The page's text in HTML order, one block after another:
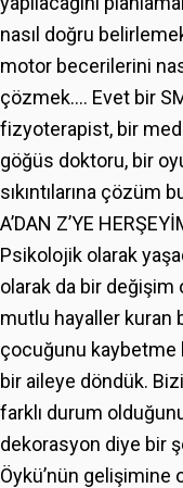
nasıl doğru
motor becerilerini
çözmek…. Evet bir
fizyoterapist, bir
göğüs doktoru, bir
sıkıntılarına çözüm
A’DAN Z’YE
Psikolojik olarak
olarak da bir değişim
mutlu hayaller kuran
çocuğunu kaybetme
bir aileye döndük.
farklı durum
dekorasyon diye bir
Öykü’nün gelişimine